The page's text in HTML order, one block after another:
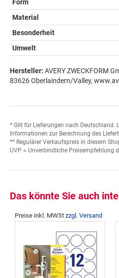
Form
Material
Besonderheit
Umwelt
Hersteller: AVERY ZWECKFORM
83626 Oberlaindern/Valley,
* Gilt für Lieferungen nach Deutschland.
Informationen zur Berechnung des
** Regulärer Verkaufspreis in diesem
UVP = Unverbindliche Preisempfehlung
Das könnte Sie auch
Preise inkl. MWSt zzgl. Versand